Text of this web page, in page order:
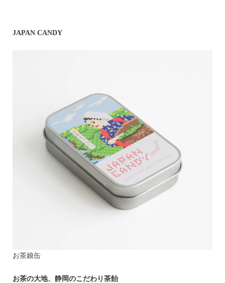
JAPAN CANDY
お茶娘缶
お茶の大地、静岡のこだわり茶飴